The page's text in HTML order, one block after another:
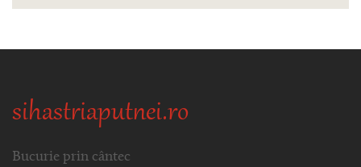
sihastriaputnei.ro
Bucurie prin cântec